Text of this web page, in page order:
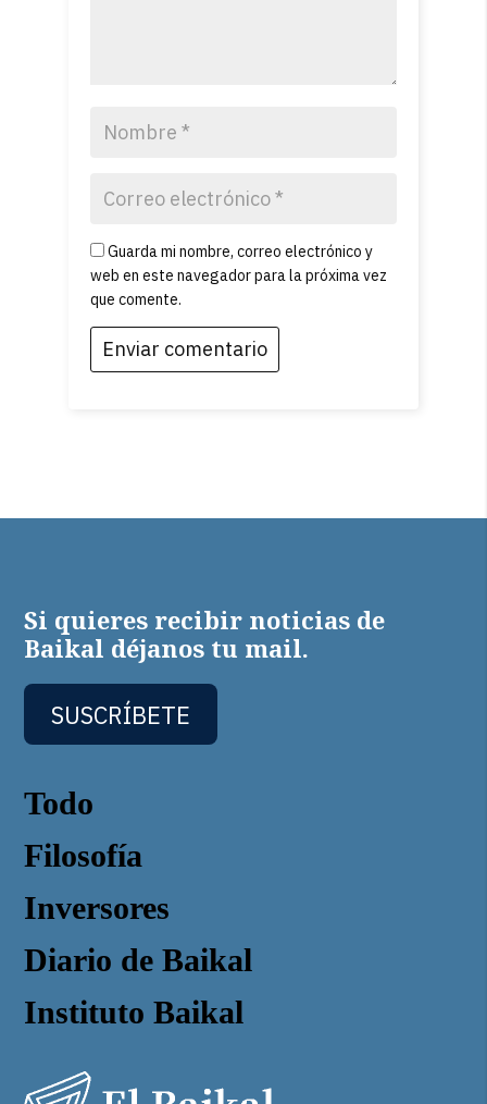
Guarda mi nombre, correo electrónico y
web en este navegador para la próxima vez
que comente.
Todo
Filosofía
Inversores
Diario de Baikal
Instituto Baikal
Si quieres recibir noticias de
Baikal déjanos tu mail.
SUSCRÍBETE